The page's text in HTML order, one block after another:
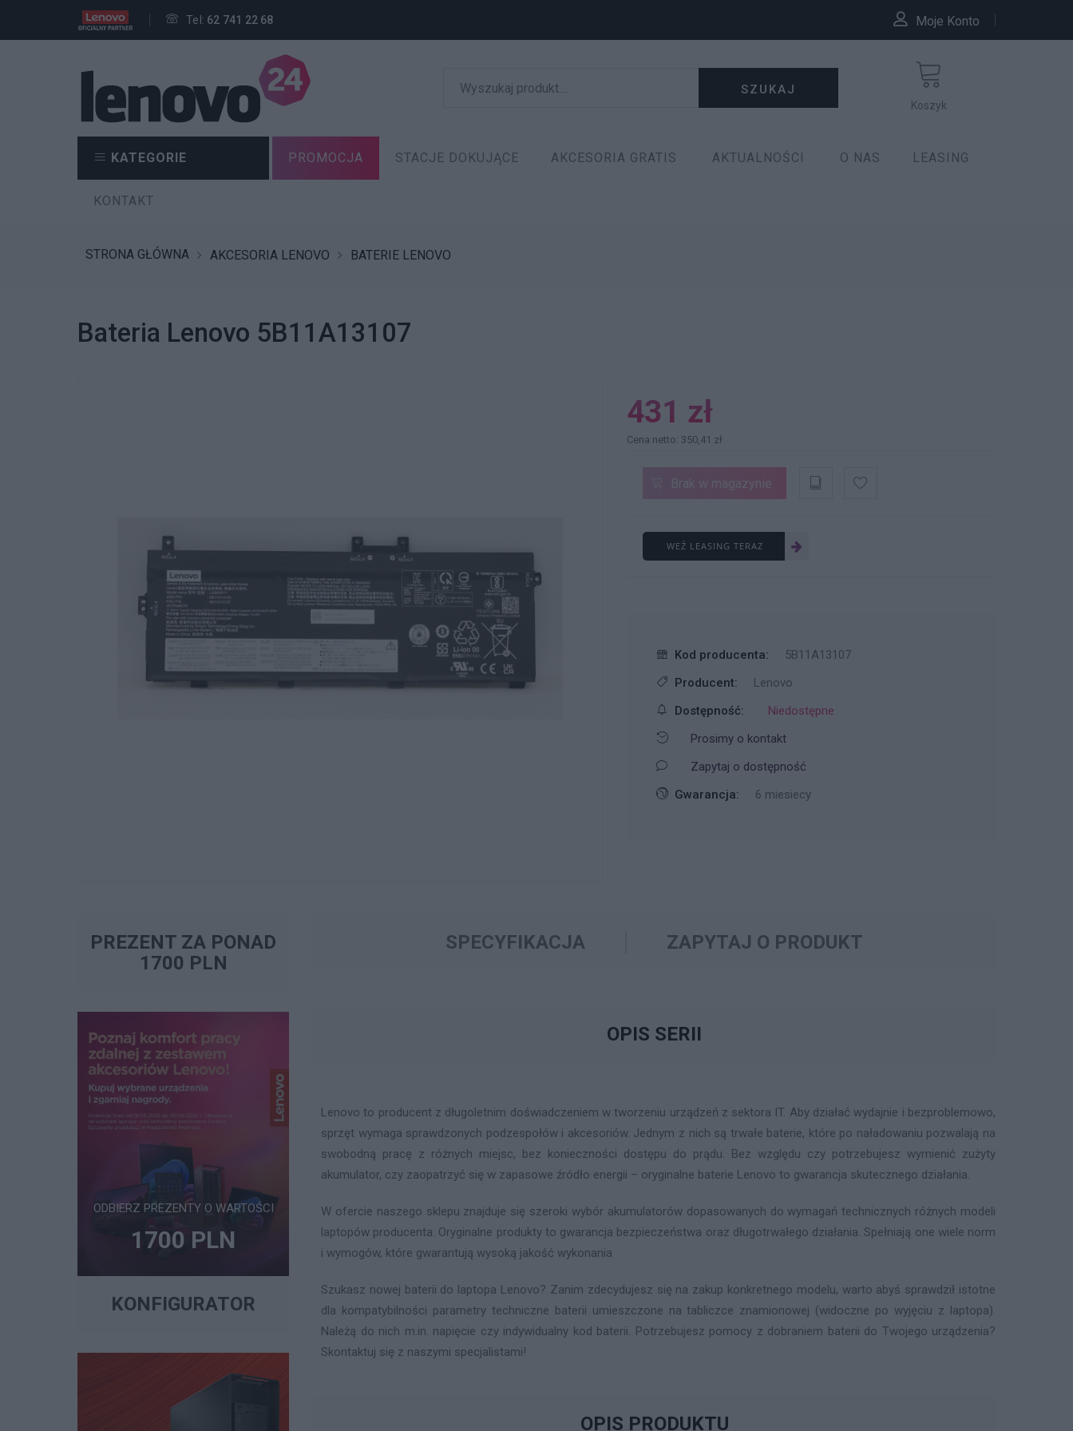
Tel: 62 741 22 68 Moje Konto
SZUKAJ
Koszyk
KATEGORIE PROMOCJA STACJE DOKUJĄCE AKCESORIA GRATIS AKTUALNOŚCI O NAS LEASING
KONTAKT
STRONA GŁÓWNA AKCESORIA LENOVO BATERIE LENOVO
Bateria Lenovo 5B11A13107
431 zł
Cena netto: 350,41 zł
Brak w magazynie
WEŹ LEASING TERAZ
Kod producenta:
5B11A13107
Producent:
Lenovo
Dostępność:
Niedostępne
Prosimy o kontakt
Zapytaj o dostępność
Gwarancja:
6 miesiecy
PREZENT ZA PONAD
1700 PLN
ODBIERZ PREZENTY O WARTOŚCI
1700 PLN
KONFIGURATOR
SPECYFIKACJA ZAPYTAJ O PRODUKT
OPIS SERII
Lenovo to producent z długoletnim doświadczeniem w tworzeniu urządzeń z sektora IT. Aby działać wydajnie i bezproblemowo,
sprzęt wymaga sprawdzonych podzespołów i akcesoriów. Jednym z nich są trwałe baterie, które po naładowaniu pozwalają na
swobodną pracę z różnych miejsc, bez konieczności dostępu do prądu. Bez względu czy potrzebujesz wymienić zużyty
akumulator, czy zaopatrzyć się w zapasowe źródło energii – oryginalne baterie Lenovo to gwarancja skutecznego działania.
W ofercie naszego sklepu znajduje się szeroki wybór akumulatorów dopasowanych do wymagań technicznych różnych modeli
laptopów producenta. Oryginalne produkty to gwarancja bezpieczeństwa oraz długotrwałego działania. Spełniają one wiele norm
i wymogów, które gwarantują wysoką jakość wykonania
Szukasz nowej baterii do laptopa Lenovo? Zanim zdecydujesz się na zakup konkretnego modelu, warto abyś sprawdził istotne
dla kompatybilności parametry techniczne baterii umieszczone na tabliczce znamionowej (widoczne po wyjęciu z laptopa).
Należą do nich m.in. napięcie czy indywidualny kod baterii. Potrzebujesz pomocy z dobraniem baterii do Twojego urządzenia?
Skontaktuj się z naszymi specjalistami!
OPIS PRODUKTU